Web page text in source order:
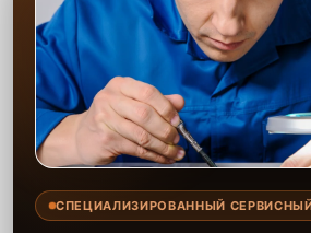
СПЕЦИАЛИЗИРОВАННЫЙ СЕРВИСНЫЙ